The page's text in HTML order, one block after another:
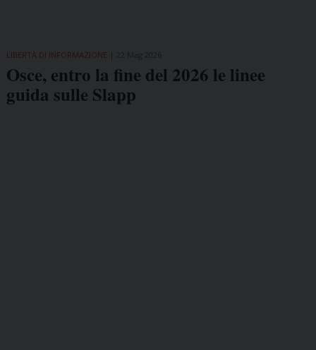
LIBERTÀ DI INFORMAZIONE
Osce, entro la fine del 2026 le linee
guida sulle Slapp